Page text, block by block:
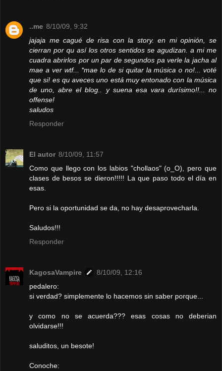
..me 8/10/09, 9:32
jajaja me cagué de risa con la story. en mi opinión, se
cierran por qu así los otros sentidos se agudizan. a mi me
cuadra abrirlos por un par de segundos pa verle la jacha al
mae a ver wtf... *mae lo de si quitar la música o no!... voté
que si! es qu aveces uno está muy entonado con la música
de uno, abre el blog.. y suena esa vara durísimo!!... no
offense!
saludos
Responder
El autor 8/10/09, 11:57
Como que llego con los labios "chollaos" (o_O), pero que
clases de besos se dieron!!!!! La que paso todo el día en
esas.
Pero si la oportunidad se da, no hay desaprovecharla.
Saludos!!!
Responder
KagosaVampire
8/10/09, 12:16
pedalero:
si verdad? simplemente lo hacemos sin saber porque...
y como no se acuerda??? esas cosas no deberian
olvidarse!!!
saluditos, un besote!
Conoche: